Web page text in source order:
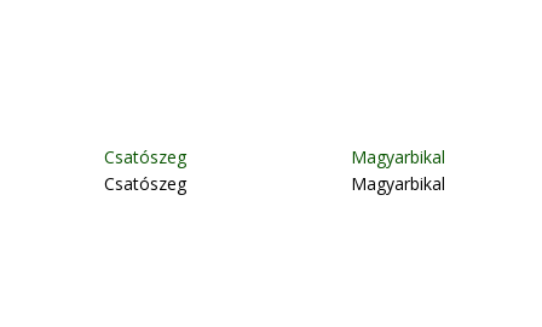
Csatószeg
Csatószeg
Magyarbikal
Magyarbikal